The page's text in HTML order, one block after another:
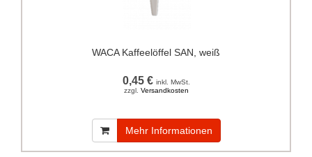
WACA Kaffeelöffel SAN, weiß
0,45 € inkl. MwSt.
zzgl. Versandkosten
Mehr Informationen